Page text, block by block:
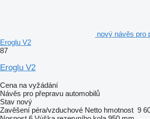
nový návěs pro
Eroglu V2
87
Eroglu V2
Cena na vyžádání
Návěs pro přepravu automobilů
Stav nový
Zavěšení péra/vzduchové Netto hmotnost 9